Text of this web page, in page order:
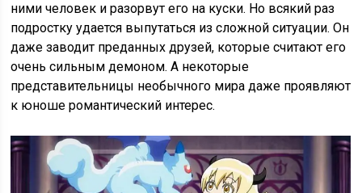
ними человек и разорвут его на куски. Но всякий раз
подростку удается выпутаться из сложной ситуации. Он
даже заводит преданных друзей, которые считают его
очень сильным демоном. А некоторые
представительницы необычного мира даже проявляют
к юноше романтический интерес.